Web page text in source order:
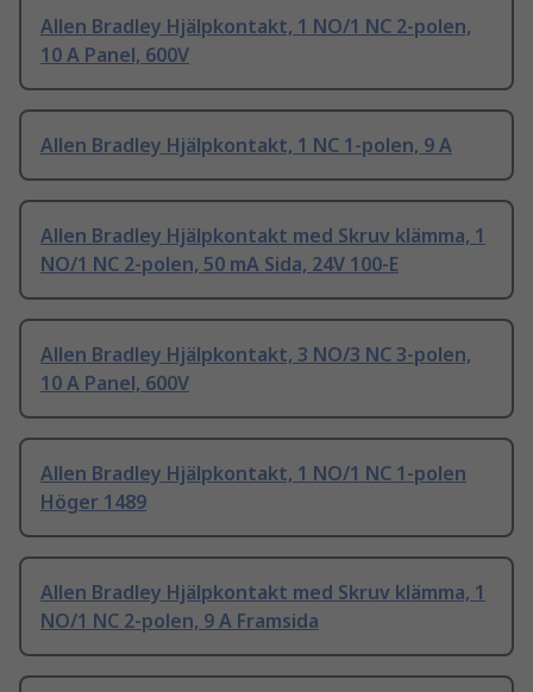
Allen Bradley Hjälpkontakt, 1 NO/1 NC 2-polen,
10 A Panel, 600V
Allen Bradley Hjälpkontakt, 1 NC 1-polen, 9 A
Allen Bradley Hjälpkontakt med Skruv klämma, 1
NO/1 NC 2-polen, 50 mA Sida, 24V 100-E
Allen Bradley Hjälpkontakt, 3 NO/3 NC 3-polen,
10 A Panel, 600V
Allen Bradley Hjälpkontakt, 1 NO/1 NC 1-polen
Höger 1489
Allen Bradley Hjälpkontakt med Skruv klämma, 1
NO/1 NC 2-polen, 9 A Framsida